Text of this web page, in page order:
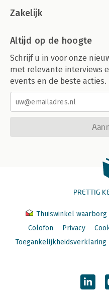
Zakelijk
Altijd op de hoogte
Schrijf u in voor onze
met relevante interviews
events en de beste acties.
PRETTIG
Thuiswinkel waarborg
Colofon
Privacy
Toegankelijkheidsverklaring